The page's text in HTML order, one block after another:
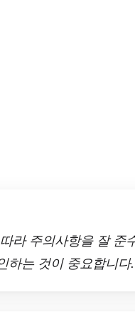
라 주의사항을 잘 준
하는 것이 중요합니다.